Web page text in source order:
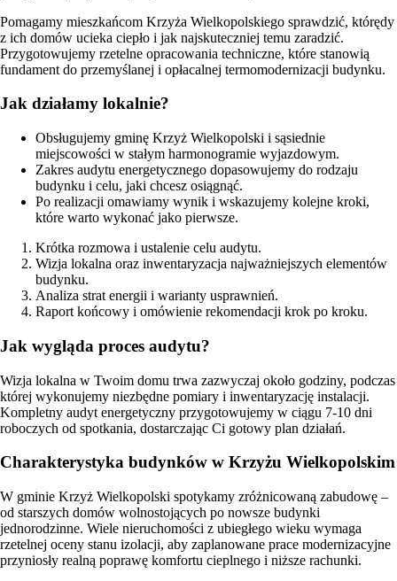
Pomagamy mieszkańcom Krzyża Wielkopolskiego sprawdzić, którędy
z ich domów ucieka ciepło i jak najskuteczniej temu zaradzić.
Przygotowujemy rzetelne opracowania techniczne, które stanowią
fundament do przemyślanej i opłacalnej termomodernizacji budynku.
Jak działamy lokalnie?
Obsługujemy gminę Krzyż Wielkopolski i sąsiednie
miejscowości w stałym harmonogramie wyjazdowym.
Zakres audytu energetycznego dopasowujemy do rodzaju
budynku i celu, jaki chcesz osiągnąć.
Po realizacji omawiamy wynik i wskazujemy kolejne kroki,
które warto wykonać jako pierwsze.
Krótka rozmowa i ustalenie celu audytu.
Wizja lokalna oraz inwentaryzacja najważniejszych elementów
budynku.
Analiza strat energii i warianty usprawnień.
Raport końcowy i omówienie rekomendacji krok po kroku.
Jak wygląda proces audytu?
Wizja lokalna w Twoim domu trwa zazwyczaj około godziny, podczas
której wykonujemy niezbędne pomiary i inwentaryzację instalacji.
Kompletny audyt energetyczny przygotowujemy w ciągu 7-10 dni
roboczych od spotkania, dostarczając Ci gotowy plan działań.
Charakterystyka budynków w Krzyżu Wielkopolskim
W gminie Krzyż Wielkopolski spotykamy zróżnicowaną zabudowę –
od starszych domów wolnostojących po nowsze budynki
jednorodzinne. Wiele nieruchomości z ubiegłego wieku wymaga
rzetelnej oceny stanu izolacji, aby zaplanowane prace modernizacyjne
przyniosły realną poprawę komfortu cieplnego i niższe rachunki.